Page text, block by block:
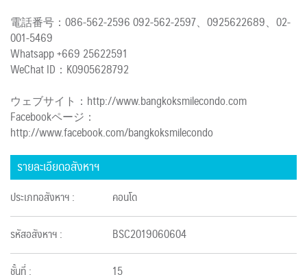
電話番号：086-562-2596 092-562-2597、0925622689、02-
001-5469
Whatsapp +669 25622591
WeChat ID：K0905628792
ウェブサイト：http://www.bangkoksmilecondo.com
Facebookページ：
http://www.facebook.com/bangkoksmilecondo
รายละเอียดอสังหาฯ
ประเภทอสังหาฯ : คอนโด
รหัสอสังหาฯ : BSC2019060604